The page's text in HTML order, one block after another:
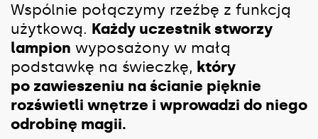
Wspólnie połączymy rzeźbę z funkcją
użytkową. Każdy uczestnik stworzy
lampion wyposażony w małą
podstawkę na świeczkę, który
po zawieszeniu na ścianie pięknie
rozświetli wnętrze i wprowadzi do niego
odrobinę magii.